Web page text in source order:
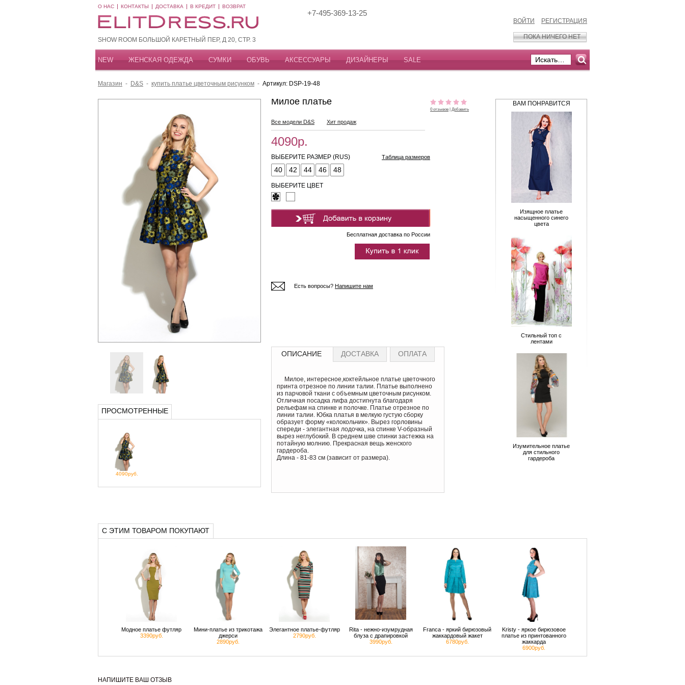
О НАС КОНТАКТЫ ДОСТАВКА В КРЕДИТ ВОЗВРАТ
SHOW ROOM БОЛЬШОЙ КАРЕТНЫЙ ПЕР, Д 20, СТР. 3
+7-495-369-13-25
ВОЙТИ РЕГИСТРАЦИЯ
ПОКА НИЧЕГО НЕТ
NEW ЖЕНСКАЯ ОДЕЖДА СУМКИ ОБУВЬ АКСЕССУАРЫ ДИЗАЙНЕРЫ SALE
Магазин - D&S - купить платье цветочным рисунком - Артикул: DSP-19-48
ПРОСМОТРЕННЫЕ
4090руб.
ВАМ ПОНРАВИТСЯ
Изящное платье
насыщенного синего
цвета
Стильный топ с
лентами
Изумительное платье
для стильного
гардероба
0 отзывов Добавить
Милое платье
Все модели D&S Хит продаж
4090р.
ВЫБЕРИТЕ РАЗМЕР (RUS) Таблица размеров
40 42 44 46 48
ВЫБЕРИТЕ ЦВЕТ
Бесплатная доставка по России
Есть вопросы? Напишите нам
ОПИСАНИЕ ДОСТАВКА ОПЛАТА
Милое, интересное,коктейльное платье цветочного
принта отрезное по линии талии. Платье выполнено
из парчовой ткани с объемным цветочным рисунком.
Отличная посадка лифа достигнута благодаря
рельефам на спинке и полочке. Платье отрезное по
линии талии. Юбка платья в мелкую густую сборку
образует форму «колокольчик». Вырез горловины
спереди - элегантная лодочка, на спинке V-образный
вырез неглубокий. В среднем шве спинки застежка на
потайную молнию. Прекрасная вещь женского
гардероба.
Длина - 81-83 см (зависит от размера).
С ЭТИМ ТОВАРОМ ПОКУПАЮТ
Модное платье футляр
3390руб.
Мини-платье из трикотажа
джерси
2890руб.
Элегантное платье-футляр
2790руб.
Rita - нежно-изумрудная
блуза с драпировкой
3990руб.
Franca - яркий бирюзовый
жаккардовый жакет
6780руб.
Kristy - яркое бирюзовое
платье из принтованного
жаккарда
6900руб.
НАПИШИТЕ ВАШ ОТЗЫВ